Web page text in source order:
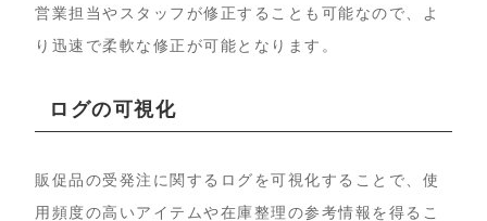
営業担当やスタッフが修正することも可能なので、よ
り迅速で柔軟な修正が可能となります。
ログの可視化
販促品の受発注に関するログを可視化することで、使
用頻度の高いアイテムや在庫整理の参考情報を得るこ